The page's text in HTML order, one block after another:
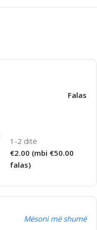
Falas
1-2 ditë
€2.00 (mbi €50.00
falas)
Mësoni më shumë